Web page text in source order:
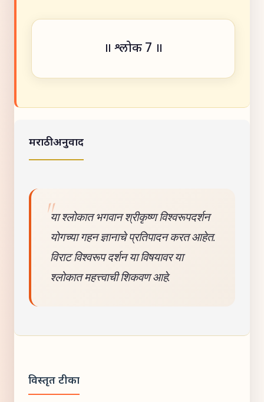
॥ श्लोक 7 ॥
मराठी अनुवाद
या श्लोकात भगवान श्रीकृष्ण विश्वरूपदर्शन
योगच्या गहन ज्ञानाचे प्रतिपादन करत आहेत.
विराट विश्वरूप दर्शन या विषयावर या
श्लोकात महत्त्वाची शिकवण आहे.
विस्तृत टीका